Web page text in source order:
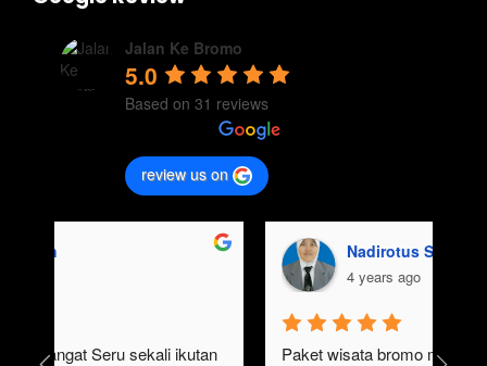
Jalan Ke Bromo
5.0
Based on 31 reviews
review us on
aisyah usman
gak pernah bosen main ke bromo, ngajak